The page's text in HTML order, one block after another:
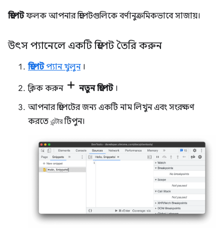
স্নিপেটফলক আপনার স্নিপেটগুলিকে বর্ণানুক্রমিকভাবে সাজায়।
উৎস প্যানেলে একটি স্নিপেট তৈরি করুন
স্নিপেটপ্যান খুলুন।
ক্লিক করুন নতুন স্নিপেট।
আপনার স্নিপেটের জন্য একটি নাম লিখুন এবং সংরক্ষণ
করতে এন্টারটিপুন।